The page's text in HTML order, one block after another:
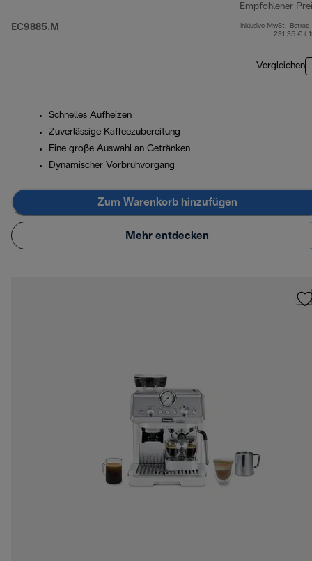
EC9885.M
Empfohlener
Inklusive MwSt.-Betrag
231,35 € (
Vergleichen
Schnelles Aufheizen
Zuverlässige Kaffeezubereitung
Eine große Auswahl an Getränken
Dynamischer Vorbrühvorgang
Zum Warenkorb hinzufügen
Mehr entdecken